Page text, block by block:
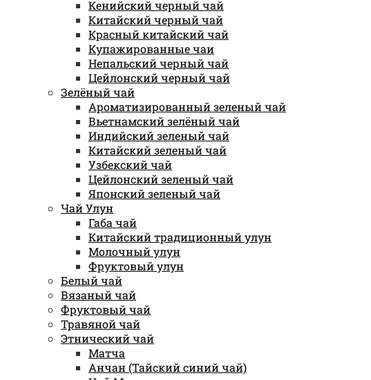
Кенийский черный чай
Китайский черный чай
Красный китайский чай
Купажированные чаи
Непальский черный чай
Цейлонский черный чай
Зелёный чай
Ароматизированный зеленый чай
Вьетнамский зелёный чай
Индийский зеленый чай
Китайский зеленый чай
Узбекский чай
Цейлонский зеленый чай
Японский зеленый чай
Чай Улун
Габа чай
Китайский традиционный улун
Молочный улун
Фруктовый улун
Белый чай
Вязаный чай
Фруктовый чай
Травяной чай
Этнический чай
Матча
Анчан (Тайский синий чай)